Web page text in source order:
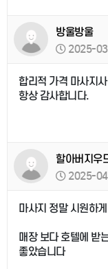
방울방울
2025-
합리적 가격 마사지
항상 감사합니다.
할아버지우
2025-
마사지 정말 시원하
매장 보다 호텔에 받
좋았습니다